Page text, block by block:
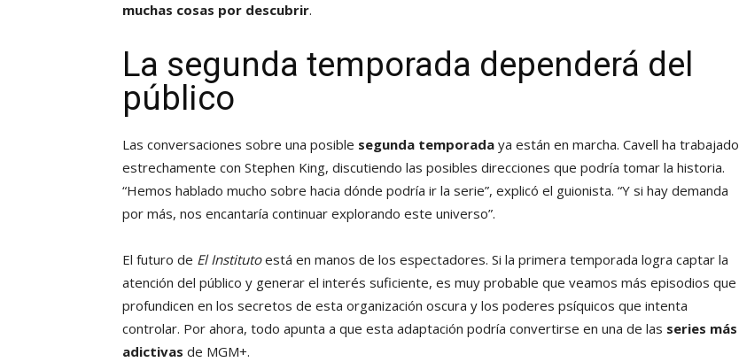
muchas cosas por descubrir.
La segunda temporada dependerá del
público
Las conversaciones sobre una posible segunda temporada ya están en marcha. Cavell ha trabajado
estrechamente con Stephen King, discutiendo las posibles direcciones que podría tomar la historia.
“Hemos hablado mucho sobre hacia dónde podría ir la serie”, explicó el guionista. “Y si hay demanda
por más, nos encantaría continuar explorando este universo”.
El futuro de El Institutoestá en manos de los espectadores. Si la primera temporada logra captar la
atención del público y generar el interés suficiente, es muy probable que veamos más episodios que
profundicen en los secretos de esta organización oscura y los poderes psíquicos que intenta
controlar. Por ahora, todo apunta a que esta adaptación podría convertirse en una de las series más
adictivas de MGM+.